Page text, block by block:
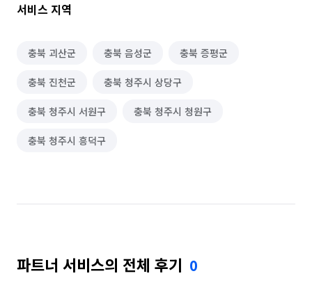
서비스 지역
충북 괴산군 충북 음성군 충북 증평군
충북 진천군 충북 청주시 상당구
충북 청주시 서원구 충북 청주시 청원구
충북 청주시 흥덕구
파트너 서비스의 전체 후기 0